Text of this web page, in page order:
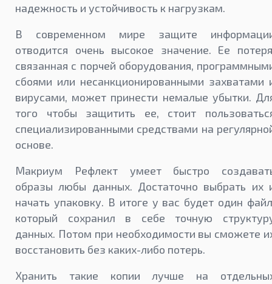
надежность и устойчивость к нагрузкам.
В современном мире защите
отводится очень высокое значение. Ее
связанная с порчей оборудования,
сбоями или несанкционированными захватами
вирусами, может принести немалые убытки.
того чтобы защитить ее, стоит
специализированными средствами на
основе.
Макриум Рефлект умеет быстро
образы любы данных. Достаточно выбрать их
начать упаковку. В итоге у вас будет один
который сохранил в себе точную
данных. Потом при необходимости вы сможете
восстановить без каких-либо потерь.
Хранить такие копии лучше на